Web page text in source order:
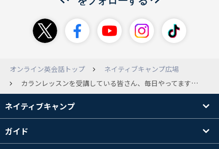
オンライン英会話トップ
ネイティブキャンプ広場
カランレッスンを受講している皆さん、毎日やってますか？私は毎日は復習も含めると難しいので週に数回にしようかなと考えています。毎日行っていない方、どれくらいを目安に受講していますか？ 参考にしたいのでご意見ください。
ネイティブキャンプ
ガイド